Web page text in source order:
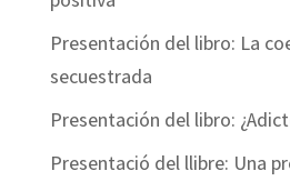
Presentación del libro: La
secuestrada
Presentación del libro:
Presentació del llibre: Una